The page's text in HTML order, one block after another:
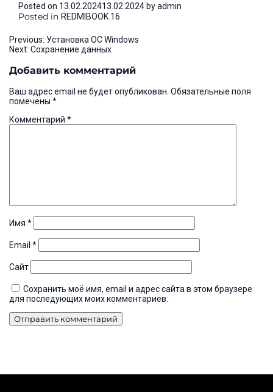
Posted on 13.02.202413.02.2024 byadmin
Posted in REDMIBOOK 16
Навигация
по
записям
Previous: Установка ОС Windows
Next: Сохранение данных
Добавить комментарий
Ваш адрес email не будет опубликован. Обязательные поля
помечены *
Комментарий *
Имя *
Email *
Сайт
Сохранить моё имя, email и адрес сайта в этом браузере
для последующих моих комментариев.